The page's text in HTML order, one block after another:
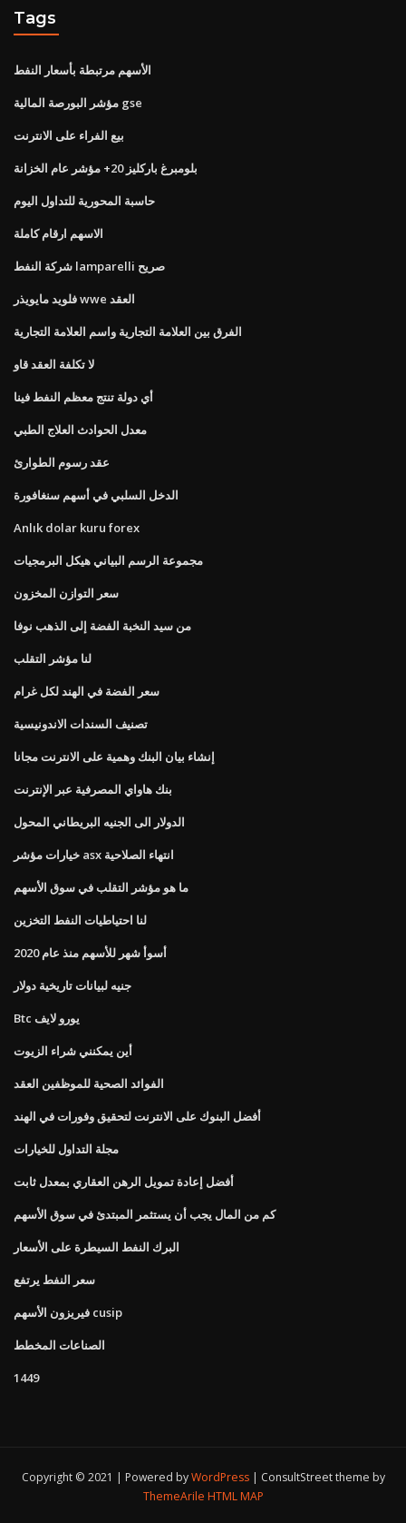
Tags
الأسهم مرتبطة بأسعار النفط
مؤشر البورصة المالية gse
بيع الفراء على الانترنت
بلومبرغ باركليز 20+ مؤشر عام الخزانة
حاسبة المحورية للتداول اليوم
الاسهم ارقام كاملة
شركة النفط lamparelli صريح
فلويد مايويذر wwe العقد
الفرق بين العلامة التجارية واسم العلامة التجارية
لا تكلفة العقد قاو
أي دولة تنتج معظم النفط فينا
معدل الحوادث العلاج الطبي
عقد رسوم الطوارئ
الدخل السلبي في أسهم سنغافورة
Anlık dolar kuru forex
مجموعة الرسم البياني هيكل البرمجيات
سعر التوازن المخزون
من سيد النخبة الفضة إلى الذهب نوفا
لنا مؤشر التقلب
سعر الفضة في الهند لكل غرام
تصنيف السندات الاندونيسية
إنشاء بيان البنك وهمية على الانترنت مجانا
بنك هاواي المصرفية عبر الإنترنت
الدولار الى الجنيه البريطاني المحول
خيارات مؤشر asx انتهاء الصلاحية
ما هو مؤشر التقلب في سوق الأسهم
لنا احتياطيات النفط التخزين
أسوأ شهر للأسهم منذ عام 2020
جنيه لبيانات تاريخية دولار
Btc يورو لايف
أين يمكنني شراء الزيوت
الفوائد الصحية للموظفين العقد
أفضل البنوك على الانترنت لتحقيق وفورات في الهند
مجلة التداول للخيارات
أفضل إعادة تمويل الرهن العقاري بمعدل ثابت
كم من المال يجب أن يستثمر المبتدئ في سوق الأسهم
البرك النفط السيطرة على الأسعار
سعر النفط يرتفع
فيريزون الأسهم cusip
الصناعات المخطط
1449
Copyright © 2021 | Powered byWordPress
ConsultStreet theme by
ThemeArile HTML MAP